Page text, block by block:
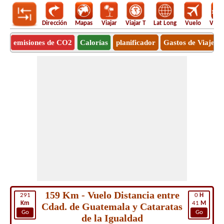
Dirección Mapas Viajar Viajar T Lat Long Vuelo
emisiones de CO2 Calorías planificador Gastos de Viaje
291
Km
Go
0 H
41 M
Go
159 Km - Vuelo Distancia entre
Cdad. de Guatemala y Cataratas
de la Igualdad